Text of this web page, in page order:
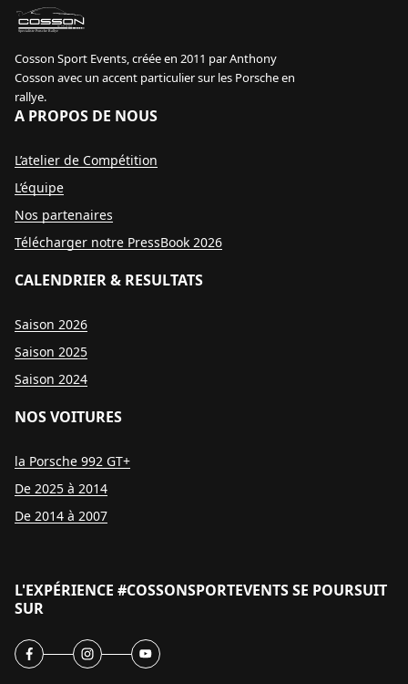
sport event
Specialiste Porsche Rallye
Cosson Sport Events, créée en 2011 par Anthony
Cosson avec un accent particulier sur les Porsche en
rallye.
A PROPOS DE NOUS
L’atelier de Compétition
L’équipe
Nos partenaires
Télécharger notre PressBook 2026
CALENDRIER & RESULTATS
Saison 2026
Saison 2025
Saison 2024
NOS VOITURES
la Porsche 992 GT+
De 2025 à 2014
De 2014 à 2007
L'EXPÉRIENCE #COSSONSPORTEVENTS SE POURSUIT
SUR